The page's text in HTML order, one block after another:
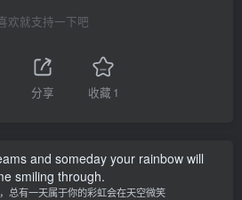
欢就支持一下吧
分享 收藏 1
and someday your rainbow will
smiling through.
总有一天属于你的彩虹会在天空微笑